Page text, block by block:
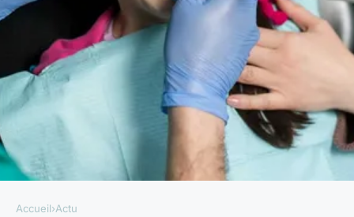
Accueil›Actu